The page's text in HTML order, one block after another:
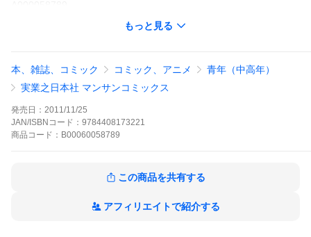
ド
仕事 マンサンコミックス 帰ってきた漫画サンデー 昭和の名作1
980年代
「神に護られし男」こと、不死身のドン・アレキサンダーに、ロ
シアンルーレットで勝負を挑んだ龍馬。静寂の中、運命の弾丸が
発射された。生き残るのは、はたしてどちらだ!?世界を動かす若
き帝王リチャード・ドレイクと静也も、ついに遭遇する…!!
静かなるドンの作品をもっと見る
もっと見る
本、雑誌、コミック コミック、アニメ
青年（中高年）
実業之日本社 マンサンコミックス
発売日： 2011/11/25
JAN/ISBNコード： 9784408173221
商品 コード： B00060058789
この商品を共有する
アフィリエイトで紹介する